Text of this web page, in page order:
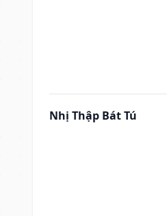
Nhị Thập Bát Tú